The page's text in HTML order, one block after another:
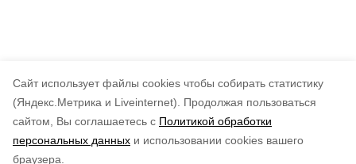
Cайт использует файлы cookies чтобы собирать статистику
(Яндекс.Метрика и Liveinternet).
Продолжая пользоваться
сайтом, Вы соглашаетесь с Политикой обработки
персональных данных и использовании cookies вашего
браузера.